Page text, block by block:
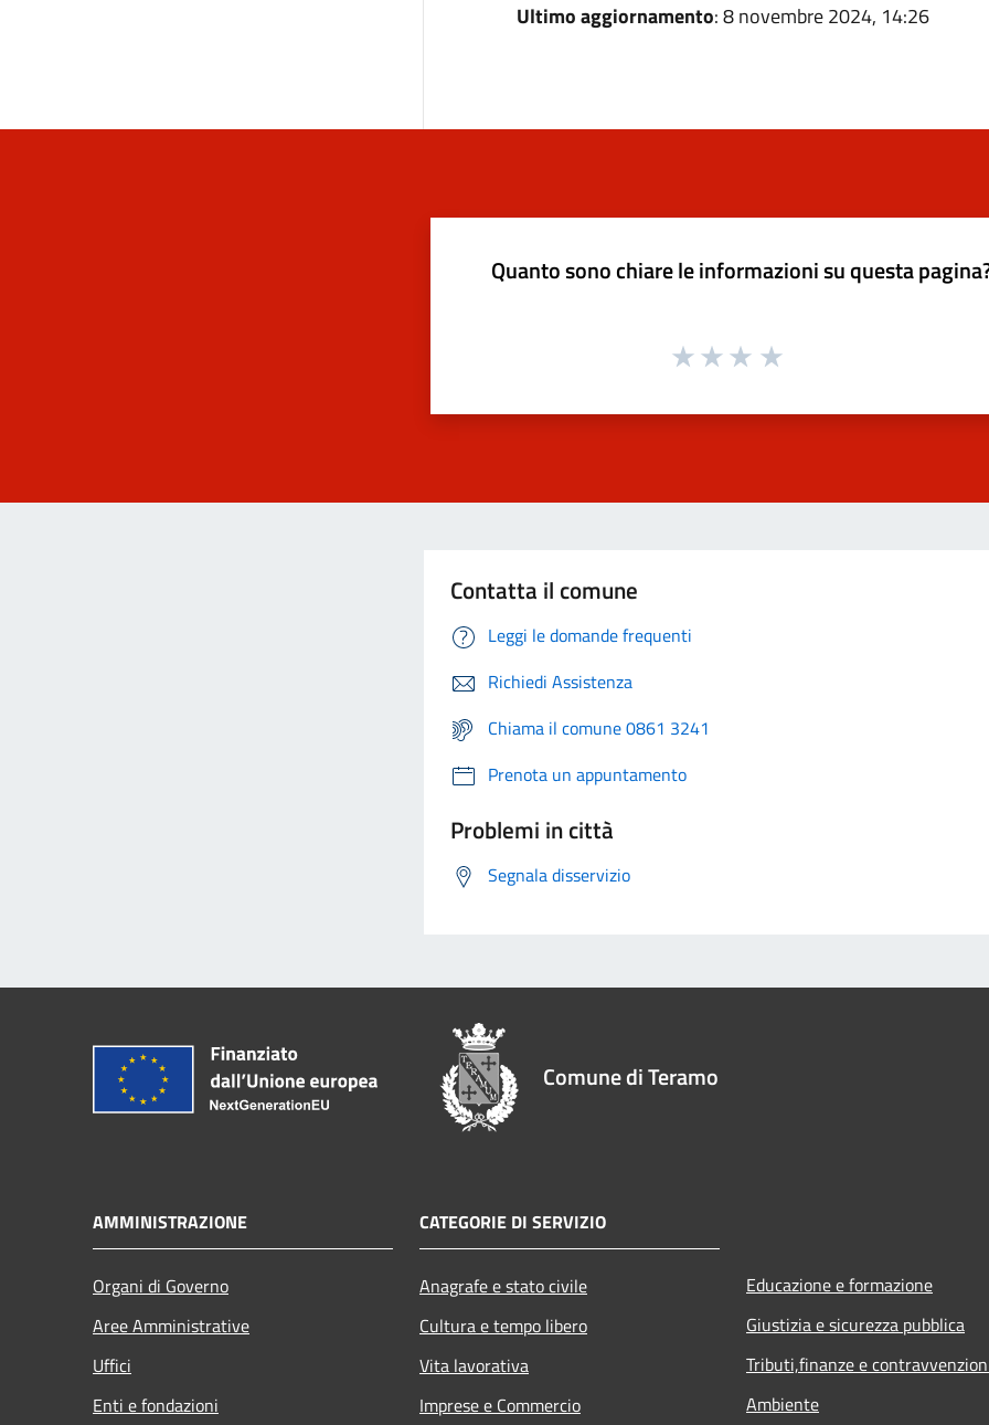
Ultimo aggiornamento: 8 novembre 2024, 14:26
Quanto sono chiare le informazioni su questa
Contatta il comune
Leggi le domande frequenti
Richiedi Assistenza
Chiama il comune 0861 3241
Prenota un appuntamento
Problemi in città
Segnala disservizio
Comune di Teramo
AMMINISTRAZIONE
Organi di Governo
Aree Amministrative
Uffici
Enti e fondazioni
CATEGORIE DI SERVIZIO
Anagrafe e stato civile
Cultura e tempo libero
Vita lavorativa
Imprese e Commercio
Educazione e formazione
Giustizia e sicurezza pubblica
Tributi,finanze e
Ambiente